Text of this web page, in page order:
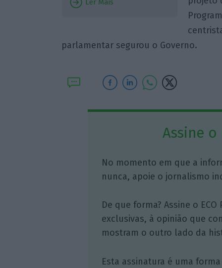
Ler Mais
parlamentar segurou o Governo.
Assine o
No momento em que a
nunca, apoie o jornalismo
De que forma? Assine o
exclusivas, à opinião que
mostram o outro lado da
Esta assinatura é uma